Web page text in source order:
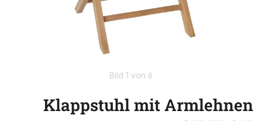
Bild 1 von 6
Klappstuhl mit Armlehnen